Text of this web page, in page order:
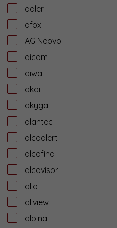
adler
afox
AG Neovo
aicom
aiwa
akai
akyga
alantec
alcoalert
alcofind
alcovisor
alio
allview
alpina